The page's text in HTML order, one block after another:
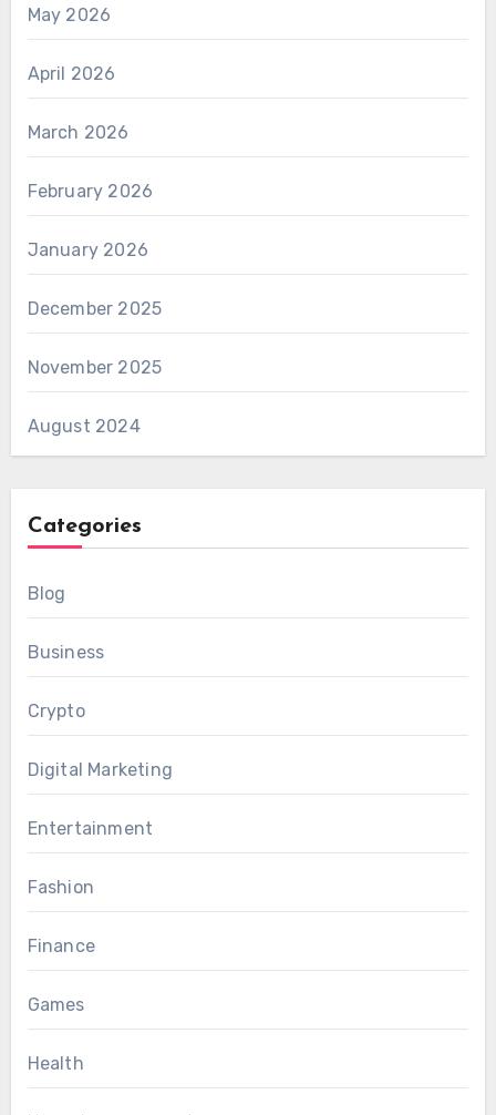
May 2026
April 2026
March 2026
February 2026
January 2026
December 2025
November 2025
August 2024
Categories
Blog
Business
Crypto
Digital Marketing
Entertainment
Fashion
Finance
Games
Health